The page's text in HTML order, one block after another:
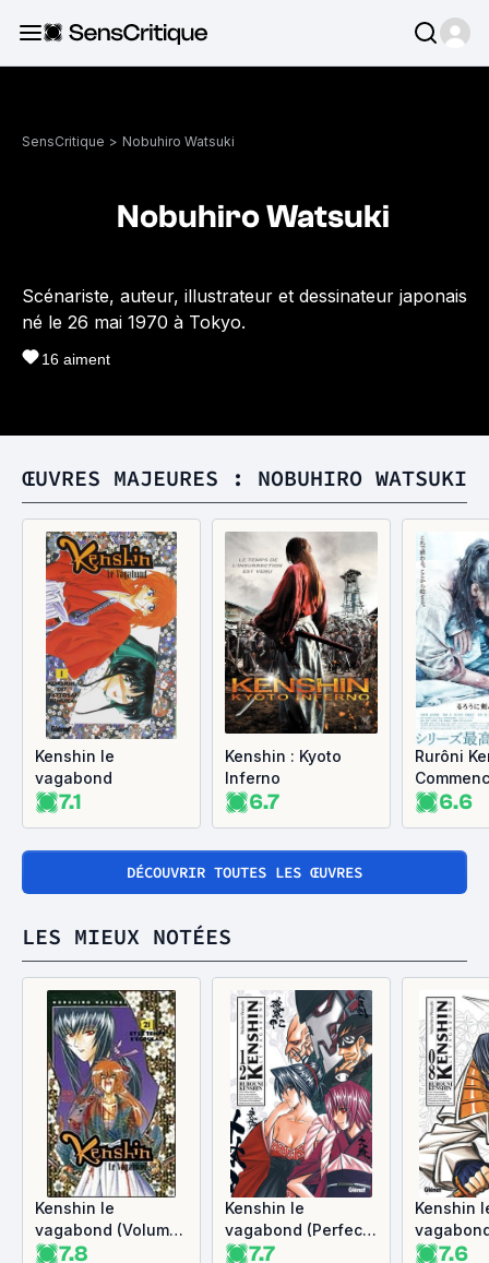
SensCritique > Nobuhiro Watsuki
Nobuhiro Watsuki
Scénariste, auteur, illustrateur et dessinateur japonais
né le 26 mai 1970 à Tokyo.
16 aiment
ŒUVRES MAJEURES : NOBUHIRO WATSUKI
Kenshin le
vagabond
7.1
Kenshin : Kyoto
Inferno
6.7
Rurôni
6.6
DÉCOUVRIR TOUTES LES ŒUVRES
LES MIEUX NOTÉES
Kenshin le
vagabond (Volume
double), tome 11
7.8
Kenshin le
vagabond (Perfect
Edition), tome 12
7.7
Kenshin
Edition),
7.6